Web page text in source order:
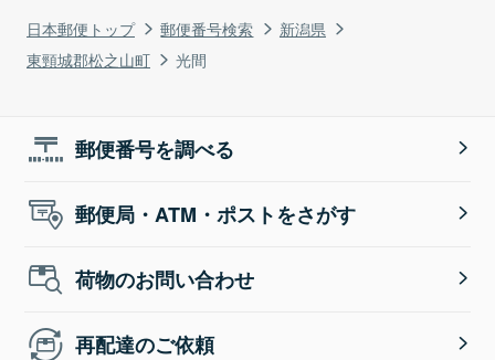
日本郵便トップ 郵便番号検索
新潟県
東頸城郡松之山町
光間
郵便番号を調べる
郵便局・ATM・ポストをさがす
荷物のお問い合わせ
再配達のご依頼